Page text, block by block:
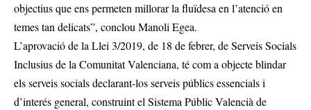
objectius que ens permeten millorar la fluïdesa en l’atenció en
temes tan delicats”, conclou Manoli Egea.
L’aprovació de la Llei 3/2019, de 18 de febrer, de Serveis Socials
Inclusius de la Comunitat Valenciana, té com a objecte blindar
els serveis socials declarant-los serveis públics essencials i
d’interés general, construint el Sistema Públic Valencià de